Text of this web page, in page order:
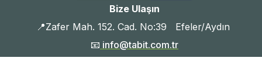
Bize Ulaşın
📍Zafer Mah. 152. Cad. No:39   Efeler/Aydın
📧 info@tabit.com.tr